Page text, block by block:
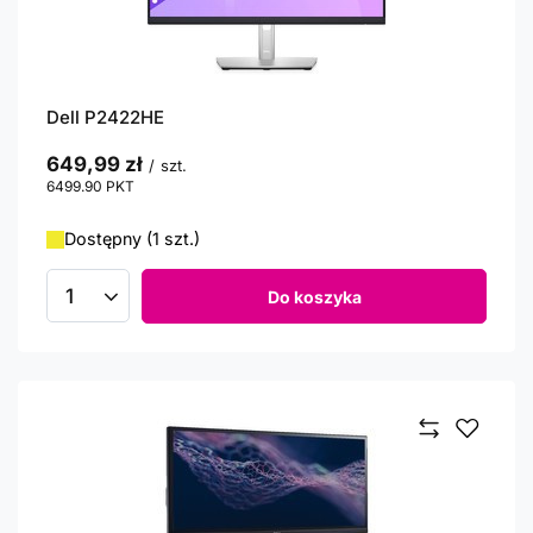
Dell P2422HE
649,99 zł / szt.
6499.90 PKT
Dostępny (1 szt.)
Ilość produktów Do koszyka